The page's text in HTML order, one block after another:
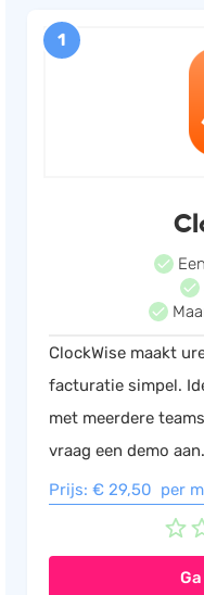
Helpdesk
1
ClockWise maakt
facturatie simpel.
met meerdere
vraag een demo
Prijs: € 29,50 per